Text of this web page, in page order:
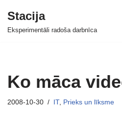
Skip
Stacija
Eksperimentāli radoša darbnīca
Ko māca
2008-10-30 IT, Prieks un līksme